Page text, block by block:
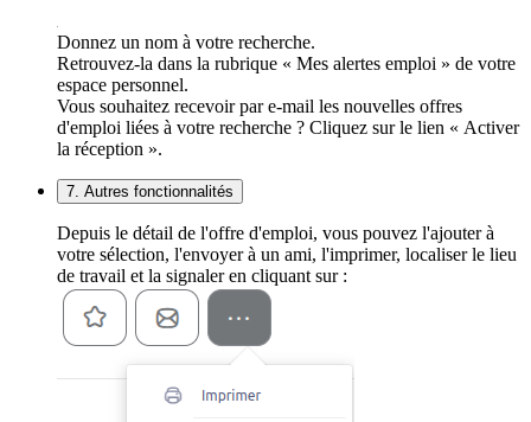
Donnez un nom à votre recherche.
Retrouvez-la dans la rubrique « Mes alertes emploi » de votre
espace personnel.
Vous souhaitez recevoir par e-mail les nouvelles offres
d'emploi liées à votre recherche ? Cliquez sur le lien « Activer
la réception ».
7. Autres fonctionnalités
Depuis le détail de l'offre d'emploi, vous pouvez l'ajouter à
votre sélection, l'envoyer à un ami, l'imprimer, localiser le lieu
de travail et la signaler en cliquant sur :